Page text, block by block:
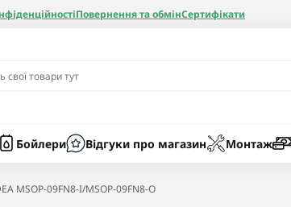
Повернення та обмінСертифікати
Бойлери Відгуки про магазин Монтаж
Колби
MSOP-09FN8-I/MSOP-09FN8-O